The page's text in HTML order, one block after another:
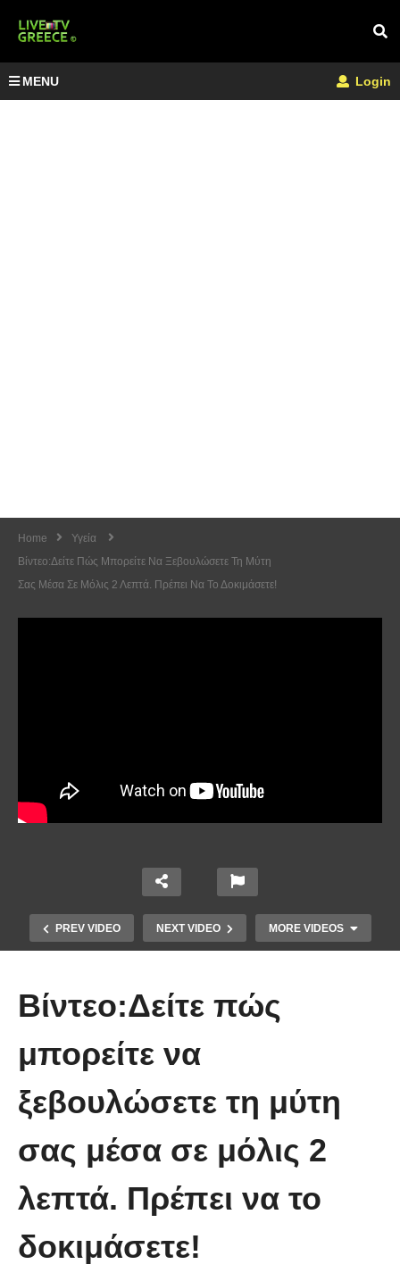
MENU Login
Home
Υγεία
Βίντεο:Δείτε Πώς Μπορείτε Να Ξεβουλώσετε Τη Μύτη
Σας Μέσα Σε Μόλις 2 Λεπτά. Πρέπει Να Το Δοκιμάσετε!
PREV VIDEO NEXT VIDEO MORE VIDEOS
Μουρουνέλαιο: Τι προσφέρει και
καταπολεμηθούν
Βίντεο:Δείτε πώς
μπορείτε να
ξεβουλώσετε τη μύτη
σας μέσα σε μόλις 2
λεπτά. Πρέπει να το
δοκιμάσετε!